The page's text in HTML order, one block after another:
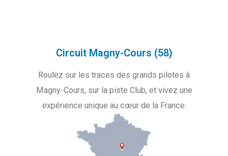
Circuit Magny-Cours (58)
Roulez sur les traces des grands pilotes à
Magny-Cours, sur la piste Club, et vivez une
expérience unique au cœur de la France.